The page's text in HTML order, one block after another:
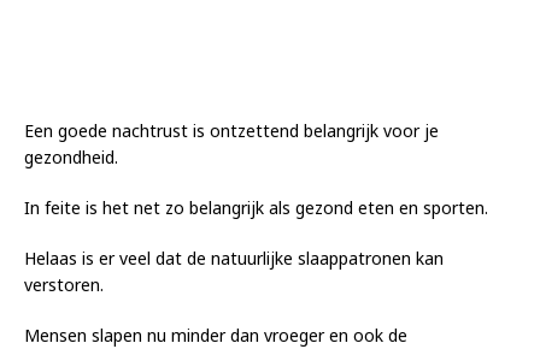
Een goede nachtrust is ontzettend belangrijk voor je
gezondheid.
In feite is het net zo belangrijk als gezond eten en sporten.
Helaas is er veel dat de natuurlijke slaappatronen kan
verstoren.
Mensen slapen nu minder dan vroeger en ook de